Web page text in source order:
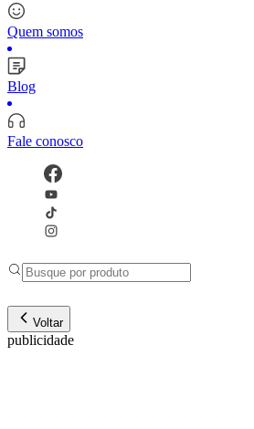
Quem somos
Blog
Fale conosco
Voltar
publicidade